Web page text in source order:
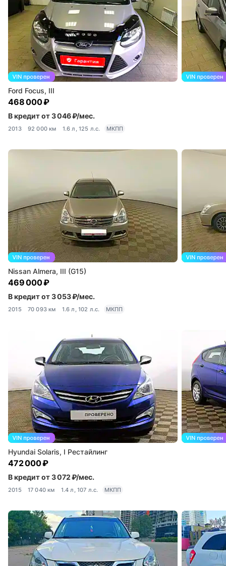
Ford Focus, III
468 000 ₽
В кредит от 3 046 ₽/мес.
2013 92 000 км 1.6 л, 125 л.с. МКПП
Nissan Almera, III (G15)
469 000 ₽
В кредит от 3 053 ₽/мес.
2015 70 093 км 1.6 л, 102 л.с. МКПП
Hyundai Solaris, I Рестайлинг
472 000 ₽
В кредит от 3 072 ₽/мес.
2015 17 040 км 1.4 л, 107 л.с. МКПП